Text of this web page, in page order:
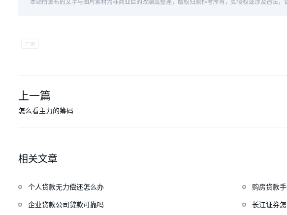
本站所发布的文字与图片素材为非商业目的改编或整理，版权归原作者所有，如侵权或涉及违法，
上一篇
怎么看主力的筹码
相关文章
个人贷款无力偿还怎么办 购房贷款
企业贷款公司贷款可靠吗 长江证券